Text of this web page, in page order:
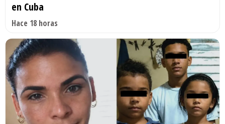
en Cuba
Hace 18 horas